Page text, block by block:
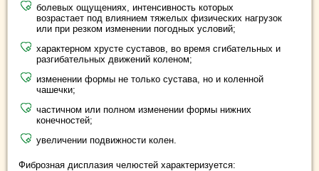
болевых ощущениях, интенсивность которых
возрастает под влиянием тяжелых физических нагрузок
или при резком изменении погодных условий;
характерном хрусте суставов, во время сгибательных и
разгибательных движений коленом;
изменении формы не только сустава, но и коленной
чашечки;
частичном или полном изменении формы нижних
конечностей;
увеличении подвижности колен.
Фиброзная дисплазия челюстей характеризуется: